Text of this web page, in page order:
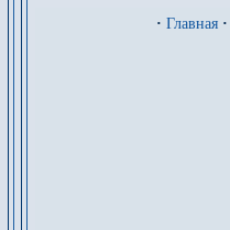
· Главная ·